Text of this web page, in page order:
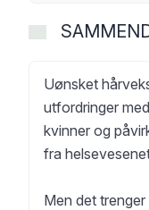
Uønsket
utfordringer
kvinner og
fra
Men det